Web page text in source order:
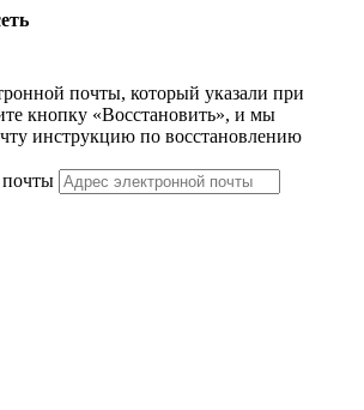
почты, который указали при
кнопку «Восстановить», и мы
инструкцию по восстановлению
почты